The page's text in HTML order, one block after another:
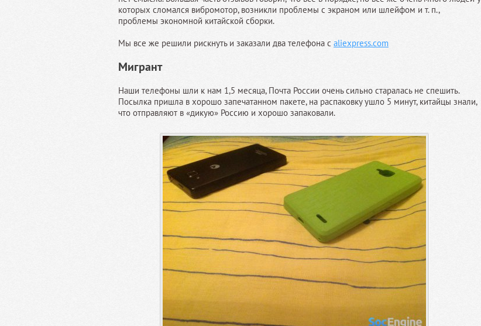
которых сломался вибромотор, возникли проблемы с экраном или шлейфом и т. п.,
проблемы экономной китайской сборки.
Мы все же решили рискнуть и заказали два телефона с aliexpress.com
Мигрант
Наши телефоны шли к нам 1,5 месяца, Почта России очень сильно старалась не спешить.
Посылка пришла в хорошо запечатанном пакете, на распаковку ушло 5 минут, китайцы знали,
что отправляют в «дикую» Россию и хорошо запаковали.